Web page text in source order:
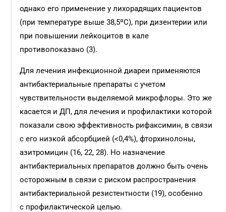
однако его применение у лихорадящих пациентов
(при температуре выше 38,5ºС), при дизентерии или
при повышении лейкоцитов в кале
противопоказано (3).
Для лечения инфекционной диареи применяются
антибактериальные препараты с учетом
чувствительности выделяемой микрофлоры. Это же
касается и ДП, для лечения и профилактики которой
показали свою эффективность рифаксимин, в связи
с его низкой абсорбцией (<0,4%), фторхинолоны,
азитромицин (16, 22, 28). Но назначение
антибактериальных препаратов должно быть очень
осторожным в связи с риском распространения
антибактериальной резистентности (19), особенно
с профилактической целью.